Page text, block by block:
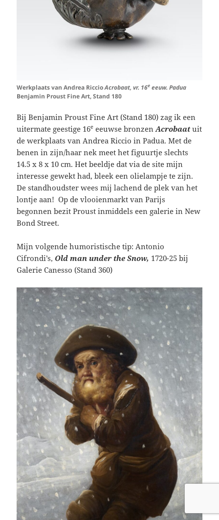
Werkplaats van Andrea RiccioAcrobaat, vr. 16e eeuw. Padua
Benjamin Proust Fine Art, Stand 180
Bij Benjamin Proust Fine Art (Stand 180) zag ik een
uitermate geestige 16e eeuwse bronzenAcrobaat uit
de werkplaats van Andrea Riccio in Padua. Met de
benen in zijn/haar nek meet het figuurtje slechts
14.5 x 8 x 10 cm. Het beeldje dat via de site mijn
interesse gewekt had, bleek een olielampje te zijn.
De standhoudster wees mij lachend de plek van het
lontje aan! Op de vlooienmarkt van Parijs
begonnen bezit Proust inmiddels een galerie in New
Bond Street.
Mijn volgende humoristische tip: Antonio
Cifrondi’s, Old man under the Snow, 1720-25 bij
Galerie Canesso (Stand 360)